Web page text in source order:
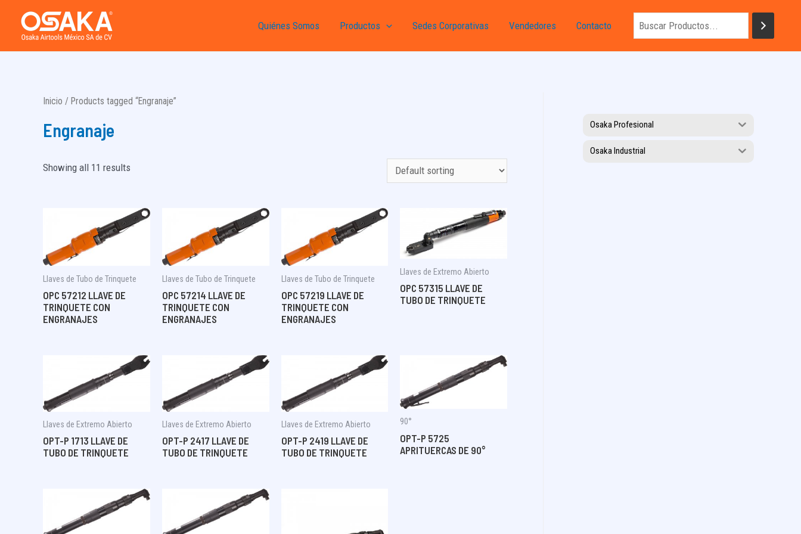
Quiénes Somos Productos Sedes Corporativas Vendedores Contacto
Inicio / Products tagged “Engranaje”
Engranaje
Showing all 11 results
Llaves de Tubo de Trinquete
OPC 57212 LLAVE DE
TRINQUETE CON
ENGRANAJES
Llaves de Tubo de Trinquete
OPC 57214 LLAVE DE
TRINQUETE CON
ENGRANAJES
Llaves de Tubo de Trinquete
OPC 57219 LLAVE DE
TRINQUETE CON
ENGRANAJES
Llaves de Extremo Abierto
OPC 57315 LLAVE DE
TUBO DE TRINQUETE
Llaves de Extremo Abierto
OPT-P 1713 LLAVE DE
TUBO DE TRINQUETE
Llaves de Extremo Abierto
OPT-P 2417 LLAVE DE
TUBO DE TRINQUETE
Llaves de Extremo Abierto
OPT-P 2419 LLAVE DE
TUBO DE TRINQUETE
90°
OPT-P 5725
APRITUERCAS DE 90°
Osaka Profesional
Osaka Industrial